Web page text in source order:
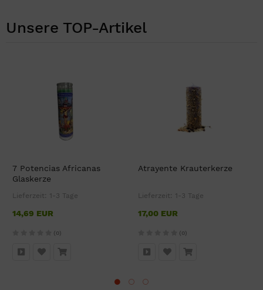
Unsere TOP-Artikel
7 Potencias Africanas
Glaskerze
Lieferzeit: 1-3 Tage
14,69 EUR
(0)
Atrayente Krauterkerze
Lieferzeit: 1-3 Tage
17,00 EUR
(0)